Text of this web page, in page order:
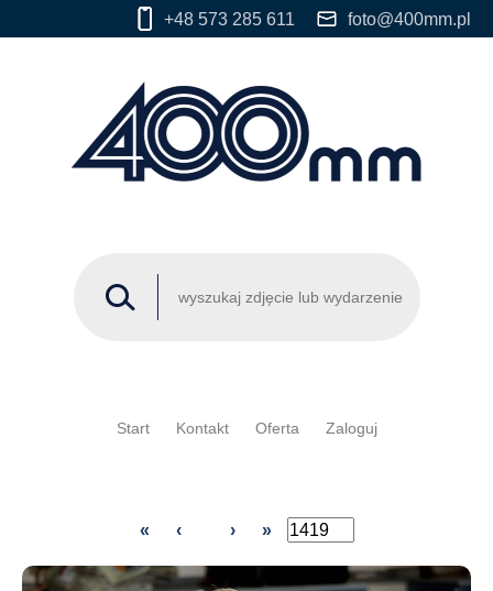
+48 573 285 611 foto@400mm.pl
Start Kontakt Oferta Zaloguj
« ‹ › »